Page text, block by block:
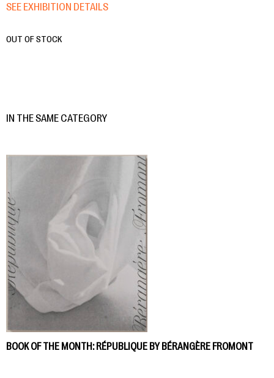
SEE EXHIBITION DETAILS
OUT OF STOCK
IN THE SAME CATEGORY
BOOK OF THE MONTH: RÉPUBLIQUE BY BÉRANGÈRE FROMONT